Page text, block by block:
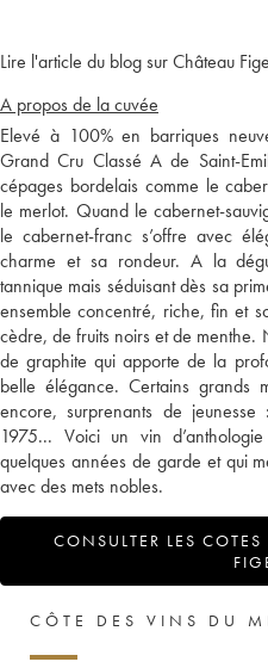
Lire l'article du blog sur Château
A propos de la cuvée
Elevé à 100% en barriques
Grand Cru Classé A de Saint-
cépages bordelais comme le
le merlot. Quand le cabernet-
le cabernet-franc s’offre avec
charme et sa rondeur. A la
tannique mais séduisant dès sa
ensemble concentré, riche, fin et
cèdre, de fruits noirs et de menthe.
de graphite qui apporte de la
belle élégance. Certains grands
encore, surprenants de
1975... Voici un vin
quelques années de garde et qui
avec des mets nobles.
CONSULTER LES
CÔTE DES VINS DU